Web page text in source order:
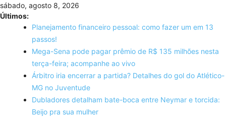
Skip
to
content
sábado, agosto 8, 2026
Últimos:
Planejamento financeiro pessoal: como fazer um em 13
passos!
Mega-Sena pode pagar prêmio de R$ 135 milhões nesta
terça-feira; acompanhe ao vivo
Árbitro iria encerrar a partida? Detalhes do gol do Atlético-
MG no Juventude
Dubladores detalham bate-boca entre Neymar e torcida:
Beijo pra sua mulher